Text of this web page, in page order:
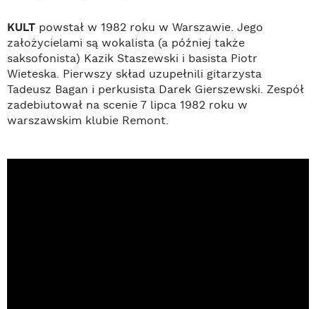
KULT powstał w 1982 roku w Warszawie. Jego
założycielami są wokalista (a później także
saksofonista) Kazik Staszewski i basista Piotr
Wieteska. Pierwszy skład uzupełnili gitarzysta
Tadeusz Bagan i perkusista Darek Gierszewski. Zespół
zadebiutował na scenie 7 lipca 1982 roku w
warszawskim klubie Remont.